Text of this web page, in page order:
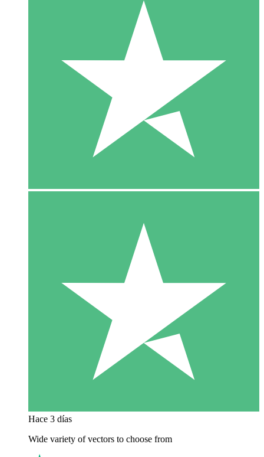
Hace 3 días
Wide variety of vectors to choose from